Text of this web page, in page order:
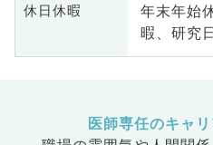
休日休暇
年末年始
暇、研究
医師専任のキャ